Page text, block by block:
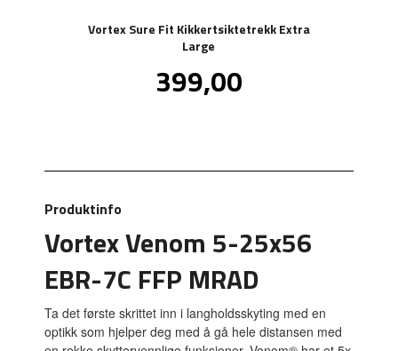
Vortex Sure Fit Kikkertsiktetrekk Extra
Large
Pris
399,00
Produktinfo
Vortex Venom 5-25x56
EBR-7C FFP MRAD
Ta det første skrittet inn i langholdsskyting med en
optikk som hjelper deg med å gå hele distansen med